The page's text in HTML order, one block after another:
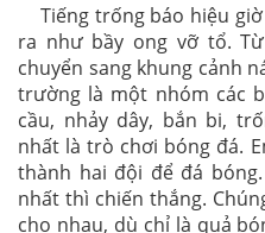
Tiếng trống báo hiệu giờ
ra như bầy ong vỡ tổ.
chuyển sang khung cảnh
trường là một nhóm các
cầu, nhảy dây, bắn bi,
nhất là trò chơi bóng đá.
thành hai đội để đá
nhất thì chiến thắng.
cho nhau, dù chỉ là quả